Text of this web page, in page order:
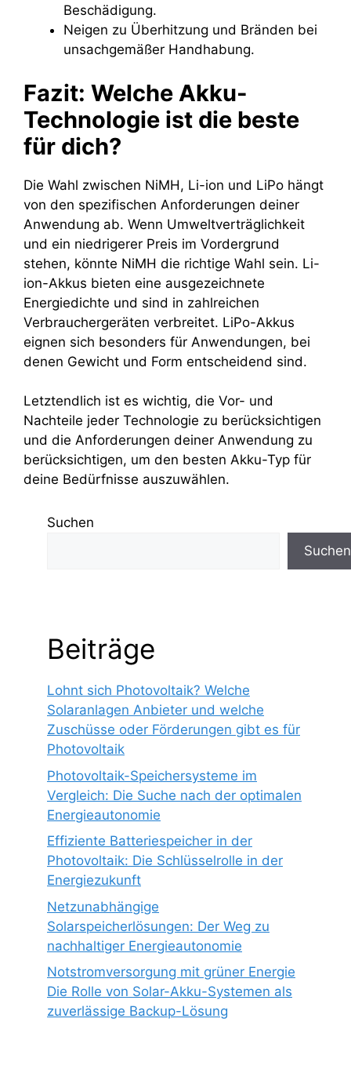
Beschädigung.
Neigen zu Überhitzung und Bränden bei
unsachgemäßer Handhabung.
Fazit: Welche Akku-
Technologie ist die beste
für dich?
Die Wahl zwischen NiMH, Li-ion und LiPo hängt
von den spezifischen Anforderungen deiner
Anwendung ab. Wenn Umweltverträglichkeit
und ein niedrigerer Preis im Vordergrund
stehen, könnte NiMH die richtige Wahl sein. Li-
ion-Akkus bieten eine ausgezeichnete
Energiedichte und sind in zahlreichen
Verbrauchergeräten verbreitet. LiPo-Akkus
eignen sich besonders für Anwendungen, bei
denen Gewicht und Form entscheidend sind.
Letztendlich ist es wichtig, die Vor- und
Nachteile jeder Technologie zu berücksichtigen
und die Anforderungen deiner Anwendung zu
berücksichtigen, um den besten Akku-Typ für
deine Bedürfnisse auszuwählen.
Suchen
Suchen
Beiträge
Lohnt sich Photovoltaik? Welche
Solaranlagen Anbieter und welche
Zuschüsse oder Förderungen gibt es für
Photovoltaik
Photovoltaik-Speichersysteme im
Vergleich: Die Suche nach der optimalen
Energieautonomie
Effiziente Batteriespeicher in der
Photovoltaik: Die Schlüsselrolle in der
Energiezukunft
Netzunabhängige
Solarspeicherlösungen: Der Weg zu
nachhaltiger Energieautonomie
Notstromversorgung mit grüner Energie
Die Rolle von Solar-Akku-Systemen als
zuverlässige Backup-Lösung